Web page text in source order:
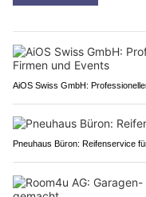
AiOS Swiss GmbH:
Pneuhaus Büron: Reifenservice